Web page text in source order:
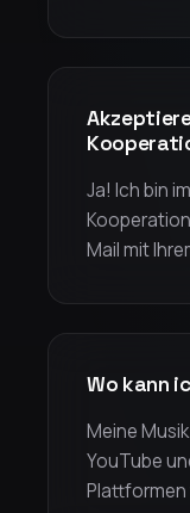
Ja! Ich bin
Mail mit
Wo kann
Meine
YouTube
Plattformen